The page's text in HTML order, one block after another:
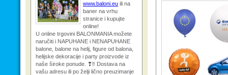
www.baloni.eu ili na
baner na vrhu
stranice i kupujte
online!
U online trgovini BALONMANIA možete
naručiti i NAPUHANE i NENAPUHANE
balone, balone na helij, figure od balona,
helijske dekoracije i party proizvode iz
naše široke ponude. ❣‼ Dostava na
vašu adresu ili po želji lično preuzimanje